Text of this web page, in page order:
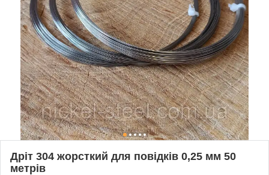
Дріт 304 жорсткий для повідків 0,25 мм 50
метрів